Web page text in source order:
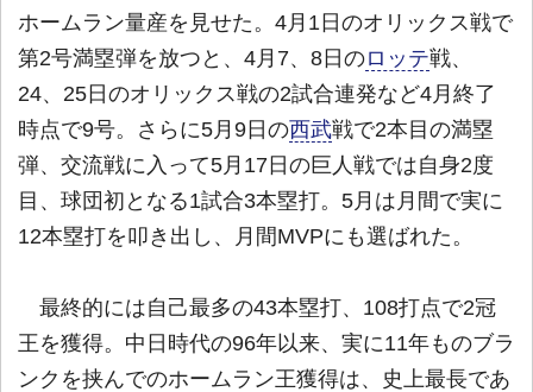
ホームラン量産を見せた。4月1日のオリックス戦で
第2号満塁弾を放つと、4月7、8日のロッテ戦、
24、25日のオリックス戦の2試合連発など4月終了
時点で9号。さらに5月9日の西武戦で2本目の満塁
弾、交流戦に入って5月17日の巨人戦では自身2度
目、球団初となる1試合3本塁打。5月は月間で実に
12本塁打を叩き出し、月間MVPにも選ばれた。
最終的には自己最多の43本塁打、108打点で2冠
王を獲得。中日時代の96年以来、実に11年ものブラ
ンクを挟んでのホームラン王獲得は、史上最長であ